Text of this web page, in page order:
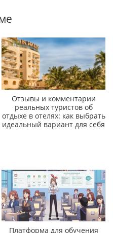
Отзывы и комментарии
реальных туристов об
отдыхе в отелях: как выбрать
идеальный вариант для себя
Платформа для обучения